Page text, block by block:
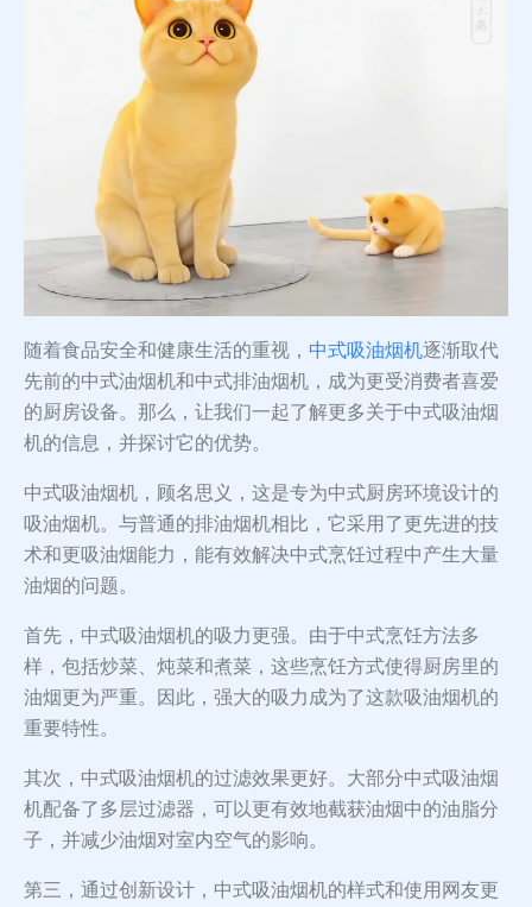
随着食品安全和健康生活的重视， 中式吸油烟机逐渐取代
先前的中式油烟机和中式排油烟机，成为更受消费者喜爱
的厨房设备。那么，让我们一起了解更多关于中式吸油烟
机的信息，并探讨它的优势。
中式吸油烟机，顾名思义，这是专为中式厨房环境设计的
吸油烟机。与普通的排油烟机相比，它采用了更先进的技
术和更吸油烟能力，能有效解决中式烹饪过程中产生大量
油烟的问题。
首先，中式吸油烟机的吸力更强。由于中式烹饪方法多
样，包括炒菜、炖菜和煮菜，这些烹饪方式使得厨房里的
油烟更为严重。因此，强大的吸力成为了这款吸油烟机的
重要特性。
其次，中式吸油烟机的过滤效果更好。大部分中式吸油烟
机配备了多层过滤器，可以更有效地截获油烟中的油脂分
子，并减少油烟对室内空气的影响。
第三，通过创新设计，中式吸油烟机的样式和使用网友更